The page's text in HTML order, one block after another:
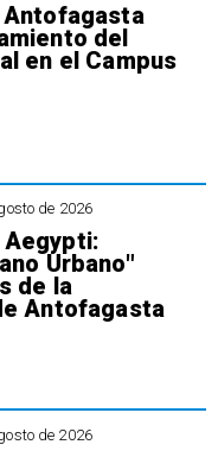
del
en el Campus
de 2026
Aegypti:
Urbano"
de la
Antofagasta
de 2026